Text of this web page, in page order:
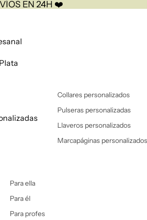
EN 24H ❤️
Collares personalizados
Pulseras personalizadas
Llaveros personalizados
Marcapáginas personalizados
Para ella
Para él
Para profes